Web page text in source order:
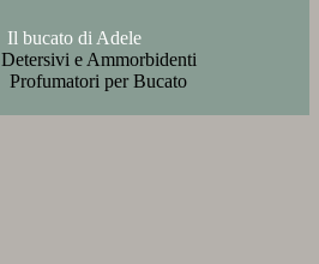
Il bucato di Adele
Detersivi e Ammorbidenti
Profumatori per Bucato